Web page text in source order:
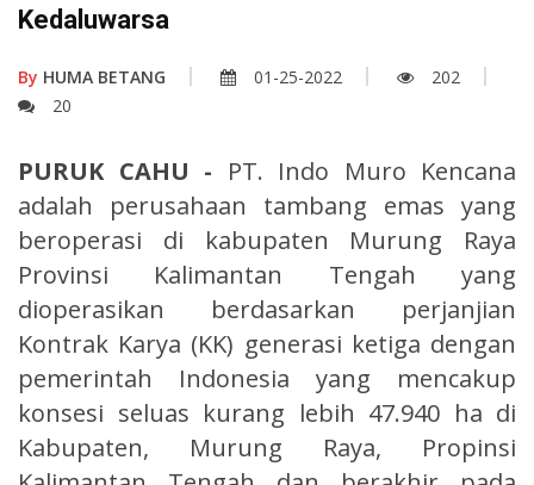
Kedaluwarsa
By HUMA BETANG 01-25-2022
202
20
PURUK CAHU - PT. Indo Muro Kencana
adalah perusahaan tambang emas yang
beroperasi di kabupaten Murung Raya
Provinsi Kalimantan Tengah yang
dioperasikan berdasarkan perjanjian
Kontrak Karya (KK) generasi ketiga dengan
pemerintah Indonesia yang mencakup
konsesi seluas kurang lebih 47.940 ha di
Kabupaten, Murung Raya, Propinsi